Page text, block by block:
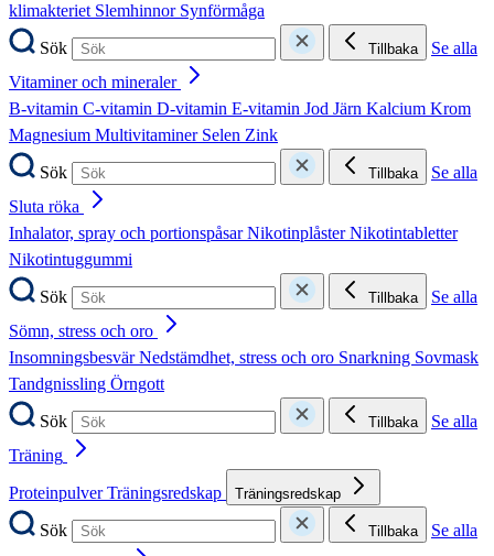
klimakteriet Slemhinnor Synförmåga
Sök
Tillbaka
Se alla
Vitaminer och mineraler
B-vitamin C-vitamin D-vitamin E-vitamin Jod Järn Kalcium Krom
Magnesium Multivitaminer Selen Zink
Sök
Tillbaka
Se alla
Sluta röka
Inhalator, spray och portionspåsarNikotinplåsterNikotintabletter
Nikotintuggummi
Sök
Tillbaka
Se alla
Sömn, stress och oro
InsomningsbesvärNedstämdhet, stress och oro Snarkning Sovmask
Tandgnissling Örngott
Sök
Tillbaka
Se alla
Träning
ProteinpulverTräningsredskap Träningsredskap
Sök Tillbaka
Se alla